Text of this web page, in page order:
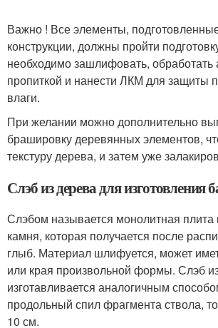
Важно ! Все элементы,
конструкции, должны пройти
необходимо зашлифовать, обработать
пропиткой и нанести ЛКМ для защиты
влаги.
При желании можно дополнительно
брашировку деревянных элементов,
текстуру дерева, и затем уже
Слэб из дерева для изготовления
Слэбом называется монолитная плита
камня, которая получается после
глыб. Материал шлифуется, может
или края произвольной формы. Слэб
изготавливается аналогичным
продольный спил фрагмента ствола,
10 см.